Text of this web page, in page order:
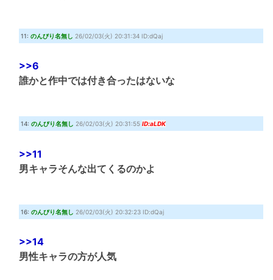
11: のんびり名無し 26/02/03(火) 20:31:34 ID:dQaj
>>6
誰かと作中では付き合ったはないな
14: のんびり名無し 26/02/03(火) 20:31:55 ID:aLDK
>>11
男キャラそんな出てくるのかよ
16: のんびり名無し 26/02/03(火) 20:32:23 ID:dQaj
>>14
男性キャラの方が人気